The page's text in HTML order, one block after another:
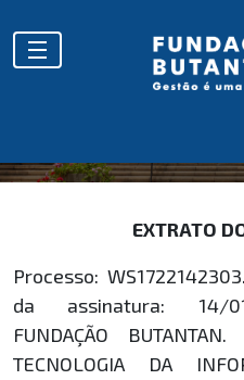
EXTRATO
Processo:
da assinatura: 14/01/
FUNDAÇÃO BUTANTAN.
TECNOLOGIA DA